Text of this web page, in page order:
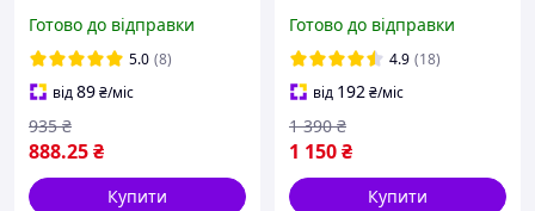
режимів / магніт / гачок /
IP65 / Type-C Black
Готово до відправки
5.0 (8)
від89₴/міс
888.25₴
935 ₴
Купити
(400Лм, 82м)
Готово до відправки
4.9 (18)
від 192₴/міс
1 150₴
1 390 ₴
Купити